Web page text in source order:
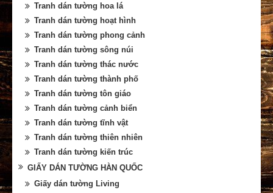
Tranh dán tường hoa lá
Tranh dán tường hoạt hình
Tranh dán tường phong cảnh
Tranh dán tường sông núi
Tranh dán tường thác nước
Tranh dán tường thành phố
Tranh dán tường tôn giáo
Tranh dán tường cảnh biển
Tranh dán tường tĩnh vật
Tranh dán tường thiên nhiên
Tranh dán tường kiến trúc
GIẤY DÁN TƯỜNG HÀN QUỐC
Giấy dán tường Living